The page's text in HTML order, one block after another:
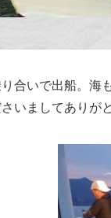
合いで出船。海
いましてありが